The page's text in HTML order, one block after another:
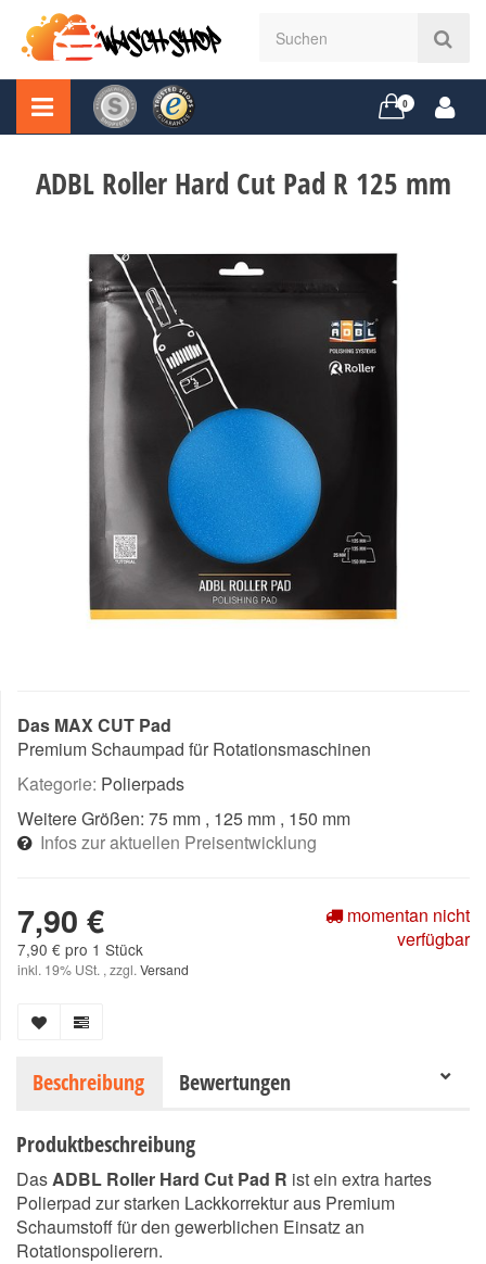
0
ADBL Roller Hard Cut Pad R 125 mm
Das MAX CUT Pad
Premium Schaumpad für Rotationsmaschinen
Kategorie: Polierpads
Weitere Größen: 75 mm , 125 mm , 150 mm
Infos zur aktuellen Preisentwicklung
7,90 €
7,90 € pro 1 Stück
inkl. 19% USt. , zzgl. Versand
momentan nicht
verfügbar
Beschreibung Bewertungen
Produktbeschreibung
DasADBL Roller Hard Cut Pad R ist ein extra hartes
Polierpad zur starken Lackkorrektur aus Premium
Schaumstoff für den gewerblichen Einsatz an
Rotationspolierern.